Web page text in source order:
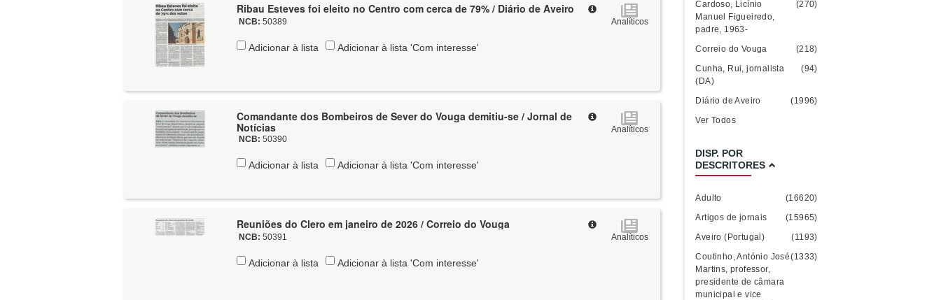
Ribau Esteves foi eleito no Centro com cerca de 79% / Diário de Aveiro
NCB:50389 Analíticos
Adicionar à lista Adicionar à lista 'Com interesse'
Comandante dos Bombeiros de Sever do Vouga demitiu-se / Jornal de
Notícias
NCB:50390
Analíticos
Adicionar à lista Adicionar à lista 'Com interesse'
Reuniões do Clero em janeiro de 2026 / Correio do Vouga
NCB:50391 Analíticos
Adicionar à lista Adicionar à lista 'Com interesse'
Cardoso, Licínio
Manuel Figueiredo,
padre, 1963-
(270)
Correio do Vouga
(218)
Cunha, Rui, jornalista
(DA)
(94)
Diário de Aveiro
(1996)
Ver Todos
DISP. POR
DESCRITORES
Adulto
(16620)
Artigos de jornais
(15965)
Aveiro (Portugal)
(1193)
Coutinho, António José
Martins, professor,
presidente de câmara
municipal e vice
(1333)